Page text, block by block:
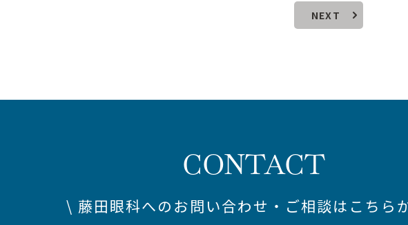
NEXT
CONTACT
\ 藤田眼科へのお問い合わせ・ご相談はこちら